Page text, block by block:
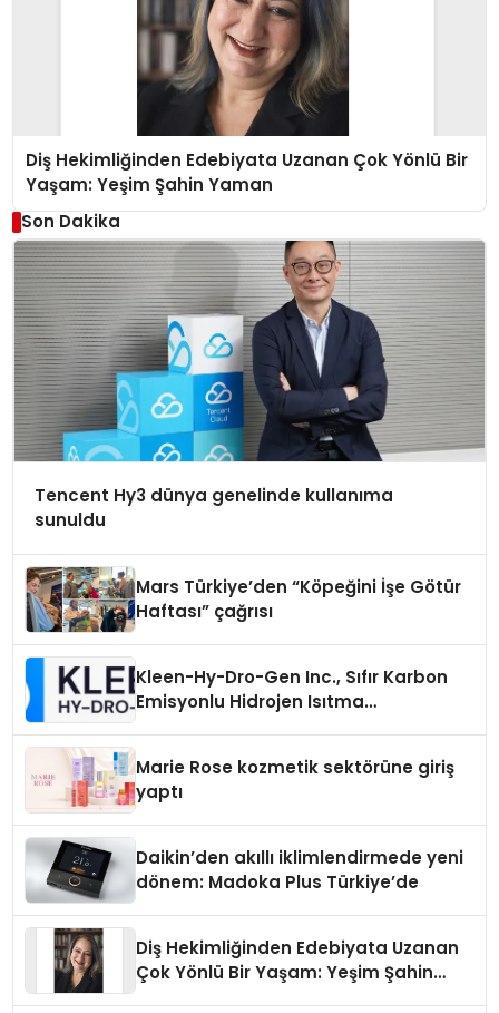
Diş Hekimliğinden Edebiyata Uzanan Çok Yönlü Bir
Yaşam: Yeşim Şahin Yaman
Son Dakika
Tencent Hy3 dünya genelinde kullanıma
sunuldu
Mars Türkiye’den “Köpeğini İşe Götür
Haftası” çağrısı
Kleen-Hy-Dro-Gen Inc., Sıfır Karbon
Emisyonlu Hidrojen Isıtma
Marie Rose kozmetik sektörüne giriş
yaptı
Daikin’den akıllı iklimlendirmede yeni
dönem: Madoka Plus Türkiye’de
Diş Hekimliğinden Edebiyata Uzanan
Çok Yönlü Bir Yaşam: Yeşim Şahin